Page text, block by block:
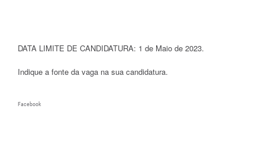
DATA LIMITE DE CANDIDATURA: 1 de Maio de 2023.
Indique a fonte da vaga na sua candidatura.
Facebook